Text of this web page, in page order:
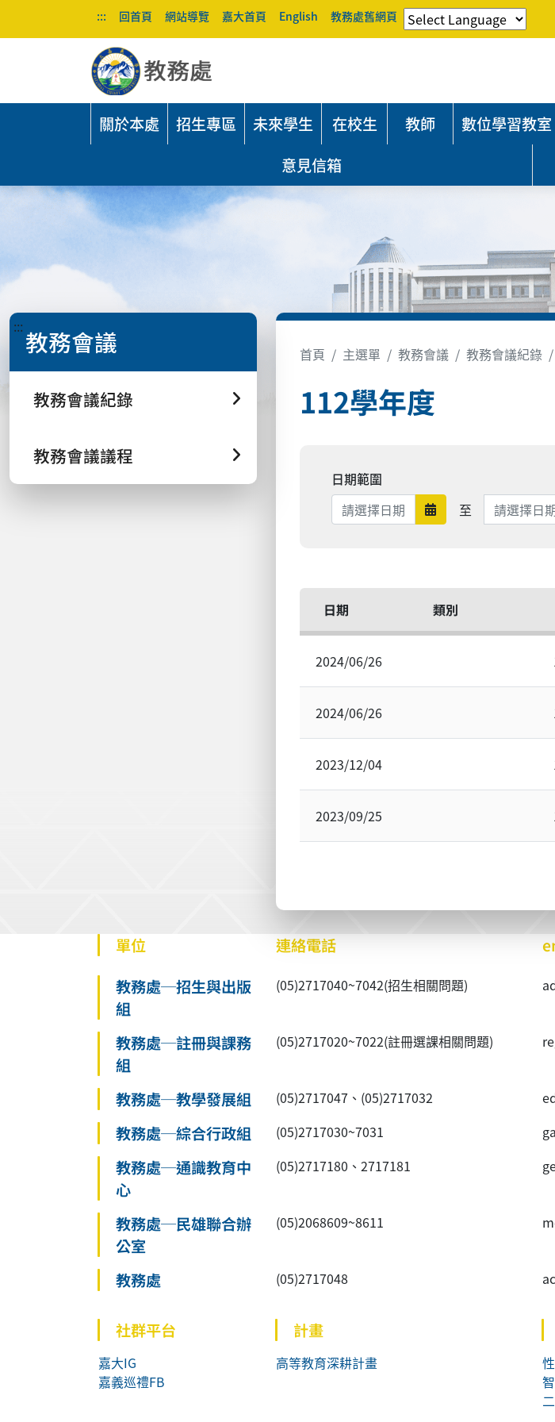
::: 回首頁 網站導覽 嘉大首頁 English 教務處舊網頁
關於本處 招生專區 未來學生 在校生 教師 數位學習教室
意見信箱
::: 教務會議
教務會議紀錄
教務會議議程
首頁 主選單 教務會議 教務會議紀錄
112學年度
日期範圍
日期範圍開始
至 日期範圍結
日期 類別
2024/06/26
2024/06/26
2023/12/04
2023/09/25
單位 連絡電話
教務處─招生與出版
組
(05)2717040~7042(招生相關問題)
教務處─註冊與課務
組
(05)2717020~7022(註冊選課相關問題)
教務處─教學發展組 (05)2717047、(05)2717032
教務處─綜合行政組 (05)2717030~7031
教務處─通識教育中
心
(05)2717180、2717181
教務處─民雄聯合辦
公室
(05)2068609~8611
教務處 (05)2717048
社群平台
嘉大IG
嘉義巡禮FB
計畫
高等教育深耕計畫